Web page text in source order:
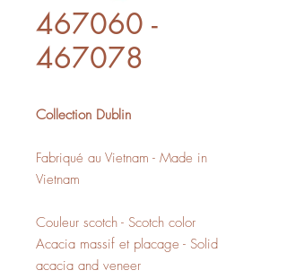
467060 -
467078
Collection Dublin
Fabriqué au Vietnam - Made in
Vietnam
Couleur scotch - Scotch color
Acacia massif et placage - Solid
acacia and veneer